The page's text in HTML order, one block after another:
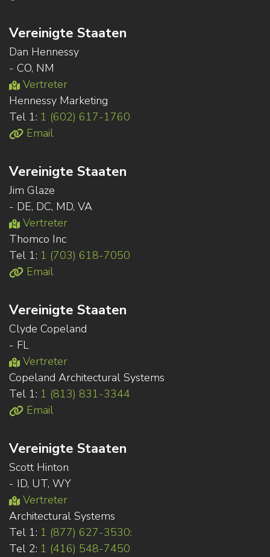
Vereinigte Staaten
Dan Hennessy
- CO, NM
Vertreter
Hennessy Marketing
Tel 1: 1 (602) 617-1760
Email
Vereinigte Staaten
Jim Glaze
- DE, DC, MD, VA
Vertreter
Thomco Inc
Tel 1: 1 (703) 618-7050
Email
Vereinigte Staaten
Clyde Copeland
- FL
Vertreter
Copeland Architectural Systems
Tel 1: 1 (813) 831-3344
Email
Vereinigte Staaten
Scott Hinton
- ID, UT, WY
Vertreter
Architectural Systems
Tel 1: 1 (877) 627-3530:
Tel 2: 1 (416) 548-7450